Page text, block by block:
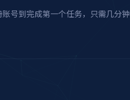
号到完成第一个任务，只需几分钟